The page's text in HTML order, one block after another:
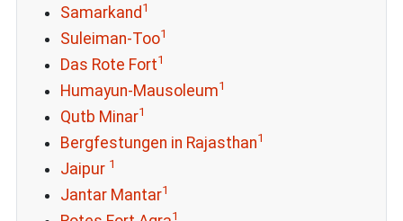
Samarkand 1
Suleiman-Too1
Das Rote Fort1
Humayun-Mausoleum1
Qutb Minar1
Bergfestungen in Rajasthan1
Jaipur 1
Jantar Mantar1
1